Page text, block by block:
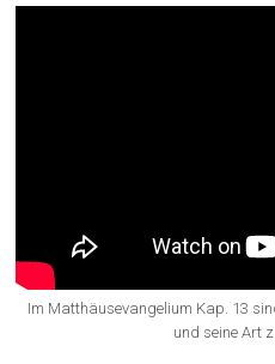
Im Matthäusevangelium Kap. 13
und seine Art